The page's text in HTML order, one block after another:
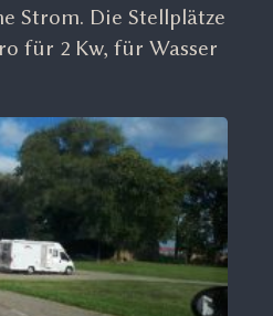
Strom. Die Stellplätze
für 2 Kw, für Wasser